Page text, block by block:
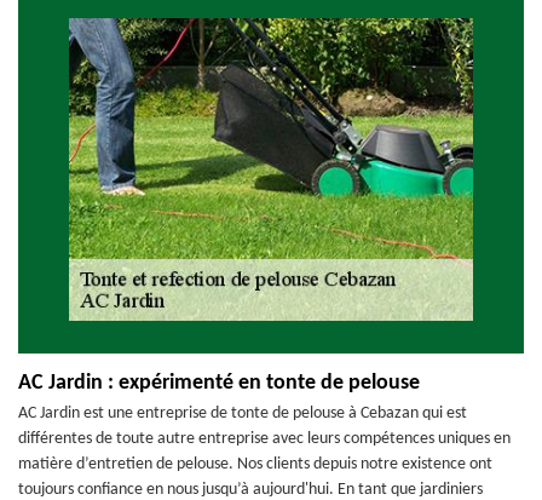
AC Jardin : expérimenté en tonte de pelouse
AC Jardin est une entreprise de tonte de pelouse à Cebazan qui est
différentes de toute autre entreprise avec leurs compétences uniques en
matière d’entretien de pelouse. Nos clients depuis notre existence ont
toujours confiance en nous jusqu’à aujourd'hui. En tant que jardiniers